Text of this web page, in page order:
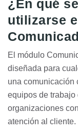
¿En qué
utilizarse
El módulo
diseñada para
una comunicación
equipos de
organizaciones
atención al cliente.